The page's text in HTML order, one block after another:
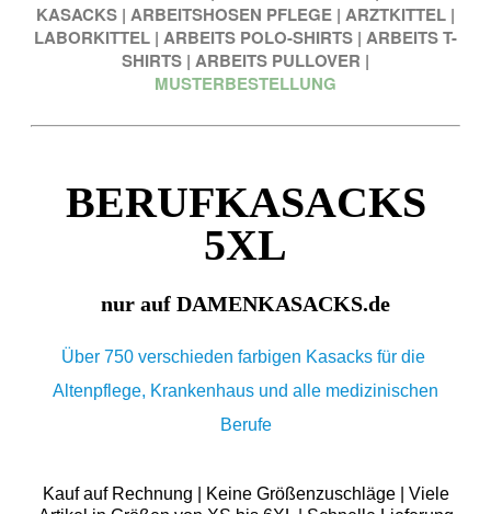
KASACKS | ARBEITSHOSEN PFLEGE | ARZTKITTEL |
LABORKITTEL | ARBEITS POLO-SHIRTS | ARBEITS T-
SHIRTS | ARBEITS PULLOVER |
MUSTERBESTELLUNG
BERUFKASACKS
5XL
nur auf DAMENKASACKS.de
Über 750 verschieden farbigen Kasacks für die
Altenpflege, Krankenhaus und alle medizinischen
Berufe
Kauf auf Rechnung | Keine Größenzuschläge | Viele